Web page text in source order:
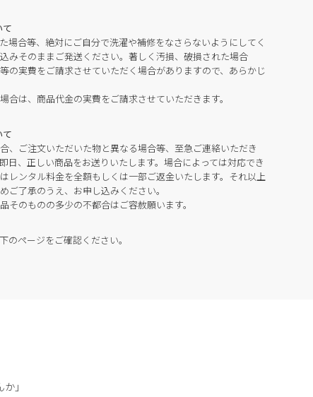
て
場合等、絶対にご自分で洗濯や補修をなさらないようにしてく
みそのままご発送ください。著しく汚損、破損された場合
の実費をご請求させていただく場合がありますので、あらかじ
は、商品代金の実費をご請求させていただきます。
て
、ご注文いただいた物と異なる場合等、至急ご連絡いただき
日、正しい商品をお送りいたします。場合によっては対応でき
レンタル料金を全額もしくは一部ご返金いたします。それ以上
ご了承のうえ、お申し込みください。
のものの多少の不都合はご容赦願います。
のページをご確認ください。
」